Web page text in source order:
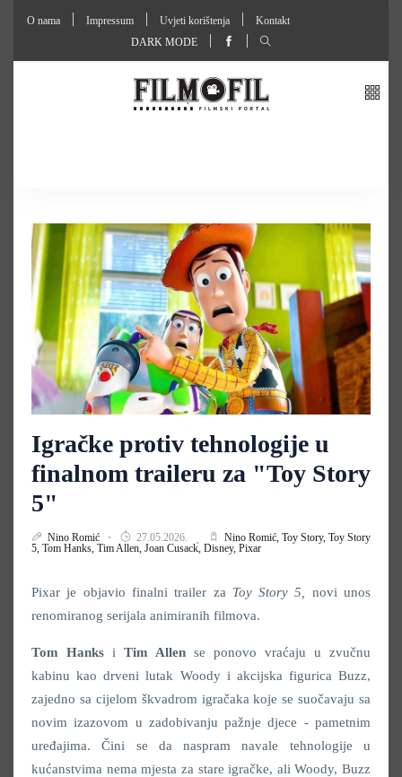
O nama Impressum Uvjeti korištenja
Kontakt
DARK MODE
Igračke protiv tehnologije u
finalnom traileru za "Toy Story
5"
Nino Romić 27.05.2026. Nino Romić, Toy Story, Toy Story
5, Tom Hanks, Tim Allen, Joan Cusack, Disney, Pixar
Pixar je objavio finalni trailer za Toy Story 5, novi unos
renomiranog serijala animiranih filmova.
Tom Hanks i Tim Allen se ponovo vraćaju u zvučnu
kabinu kao drveni lutak Woody i akcijska figurica Buzz,
zajedno sa cijelom škvadrom igračaka koje se suočavaju sa
novim izazovom u zadobivanju pažnje djece - pametnim
uređajima. Čini se da naspram navale tehnologije u
kućanstvima nema mjesta za stare igračke, ali Woody, Buzz